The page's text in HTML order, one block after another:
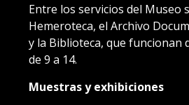
Entre los servicios del Museo
Hemeroteca, el Archivo
y la Biblioteca, que funcionan
de 9 a 14.
Muestras y exhibiciones